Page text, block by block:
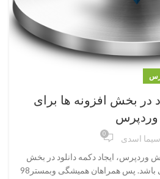
در بخش افزونه ها برای
وردپرس
سیما اسدی 0
ایجاد دکمه دانلود در بخش
افزونه ها برای وردپرس می باشد. پس همراهان همیشگی وبمستر98